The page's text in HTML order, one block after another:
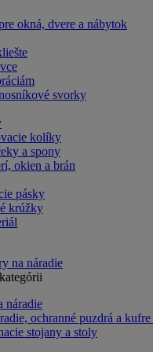
okná, dvere a nábytok
svorky
kolíky
a spony
okien a brán
pásky
krúžky
na náradie
náradie
ochranné puzdrá a
stojany a stoly